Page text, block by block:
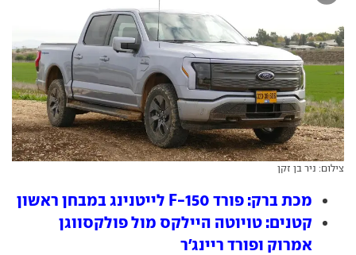
צילום: ניר בן זקן
מכת ברק: פורד F-150 לייטנינג במבחן ראשון
קטנים: טויוטה היילקס מול פולקסווגן
אמרוק ופורד ריינג'ר